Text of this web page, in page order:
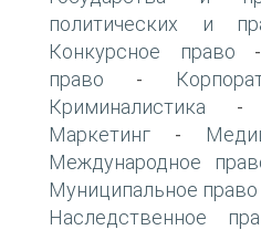
политических и
Конкурсное право
право -
Криминалистика
Маркетинг -
Международное
Муниципальное право
Наследственное